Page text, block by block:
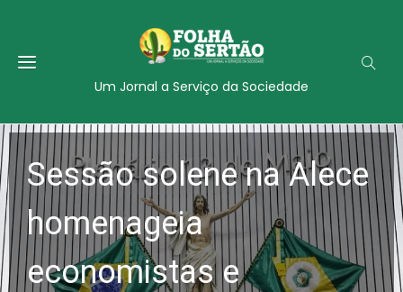
Um Jornal a Serviço da Sociedade
Sessão solene na Alece
homenageia
economistas e